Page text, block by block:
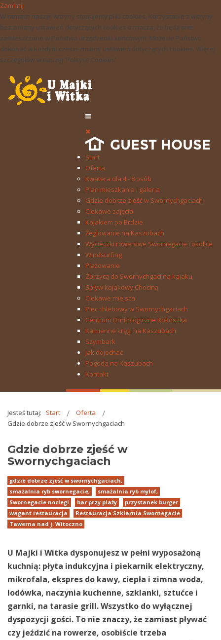
Zamknij
W ramach naszej witryny stosujemy pliki cookies. Korzystanie z witryny
bez zmiany ustawień dotyczących cookies oznacza, że będą one
zamieszczane w Państwa urządzeniu końcowym. Możecie Państwo
dokonać w każdym czasie zmiany ustawień dotyczących cookies. Więcej
szczegółów w naszej 'Polityce Cookies'.
Start
Oferta
Kwatera dla 4 - 8 osób
Plan mieszkania i galeria
Gdzie dobrze zjeść w Swornychgaciach
Ciekawe zajęcia
Kajakiem po Brdzie
Żeglowanie na Kaszubach
Wycieczki rowerowe Swornegacie i okolice
Windsurfing
Plażowanie
Zbrzycą do Swornychgaci na kajaku
Spływ kajakowy Chociną
Ciekawe miejsca
Piec chlebowy w Swornychgaciach
Centrum Ornitologiczne Kokoszka
Kamienne kręgi na Kaszubach
Szymbark
Jak dojechać
Pogoda na Kaszubach
Kontakt
Jesteś tutaj: Start
Oferta
Gdzie dobrze zjeść w Swornychgaciach
Gdzie dobrze zjeść w
Swornychgaciach
gdzie dobrze zjeść w swornychgaciach,
smażalnia ryb swornegacie,
smażalnia ryb mylof,
Swornegacie noclegi
bar przy plaży
przystanek burger
wagant restauracja
Restauracja Szklarnia Swornegacie
Tawerna nad j. Witoczno
U Majki i Witka dysponujesz w pełni wyposażoną
kuchnią: płyta indukcyjna i piekarnik elektryczny,
mikrofala, ekspres do kawy, ciepła i zimna woda,
lodówka, naczynia kuchenne, szklanki, sztućce i
garnki, na tarasie grill. Wszystko do wyłącznej
dyspozycji gości. To nie znaczy, że zamiast pływać
czy jeździć na rowerze, osobiście trzeba